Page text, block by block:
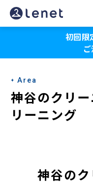
神
谷
ク
リ
ー
初回限
Area
神谷のクリ
リーニング
神谷の